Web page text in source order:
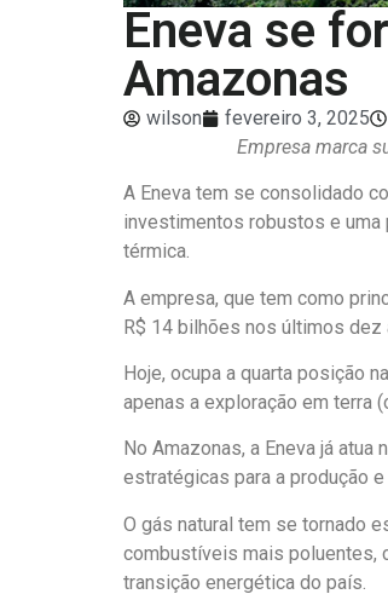
Eneva se
Amazonas
wilson fevereiro 3, 2025
Empresa marca
A Eneva tem se consolidado
investimentos robustos e
térmica.
A empresa, que tem como
R$ 14 bilhões nos últimos dez
Hoje, ocupa a quarta posição
apenas a exploração em terra
No Amazonas, a Eneva já
estratégicas para a produção
O gás natural tem se tornado
combustíveis mais poluentes,
transição energética do país.